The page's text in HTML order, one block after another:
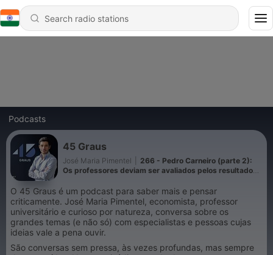
Podcasts
45 Graus
José Maria Pimentel
266 - Pedro Carneiro (parte 2):
Os professores deviam ser avaliados pelos resultados
O 45 Graus é um podcast para saber mais e pensar
criticamente. José Maria Pimentel, economista, professor
universitário e curioso por natureza, conversa sobre os
grandes temas (e não só) com especialistas e pessoas cujas
ideias vale a pena ouvir.
São conversas sem pressa, às vezes profundas, mas sempre